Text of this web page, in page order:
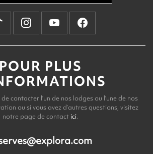
POUR PLUS
contacter l’un de nos lodges ou l’une de nos
ou si vous avez d’autres questions, visitez
notre page de contact ici.